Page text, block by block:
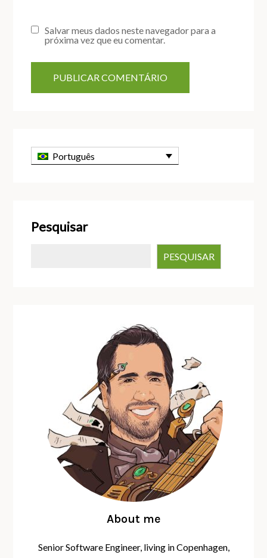
Salvar meus dados neste navegador para a
próxima vez que eu comentar.
Português
Pesquisar
PESQUISAR
About me
Senior Software Engineer, living in Copenhagen,